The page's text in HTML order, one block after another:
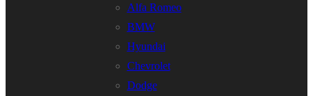
Alfa Romeo
BMW
Hyundai
Chevrolet
Dodge